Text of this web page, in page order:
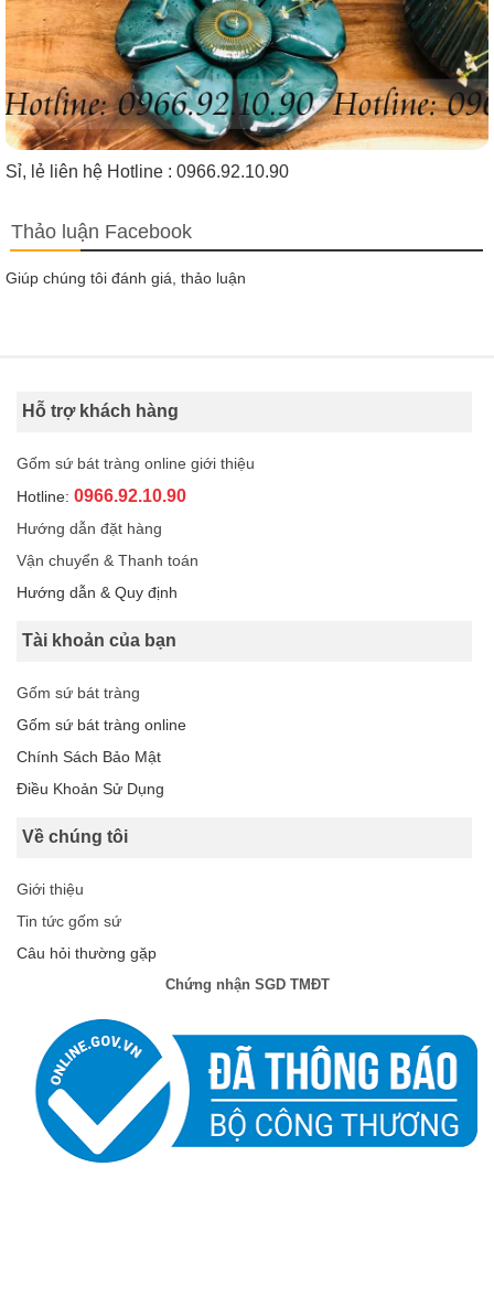
Sỉ, lẻ liên hệ Hotline : 0966.92.10.90
Thảo luận Facebook
Giúp chúng tôi đánh giá, thảo luận
Hỗ trợ khách hàng
Gốm sứ bát tràng online giới thiệu
Hotline: 0966.92.10.90
Hướng dẫn đặt hàng
Vận chuyển & Thanh toán
Hướng dẫn & Quy định
Tài khoản của bạn
Gốm sứ bát tràng
Gốm sứ bát tràng online
Chính Sách Bảo Mật
Điều Khoản Sử Dụng
Về chúng tôi
Giới thiệu
Tin tức gốm sứ
Câu hỏi thường gặp
Chứng nhận SGD TMĐT